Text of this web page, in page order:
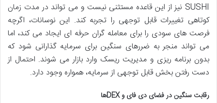
SUSHI نیز از این قاعده مستثنی نیست و می تواند در مدت زمان
کوتاهی تغییرات قابل توجهی را تجربه کند. این نوسانات، اگرچه
فرصت های سودی را برای معامله گران حرفه ای ایجاد می کند، اما
می تواند منجر به ضررهای سنگین برای سرمایه گذارانی شود که
بدون برنامه ریزی و مدیریت ریسک وارد بازار می شوند. احتمال از
دست رفتن بخش قابل توجهی از سرمایه، همواره وجود دارد.
رقابت سنگین در فضای دی فای و DEXها